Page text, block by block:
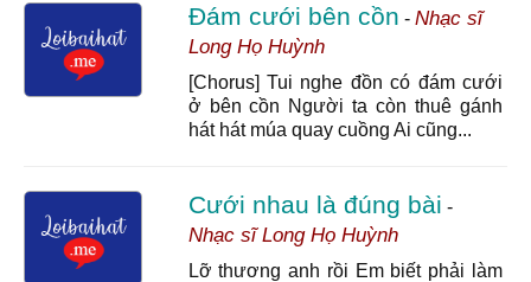
Đám cưới bên cồn - Nhạc sĩ
Long Họ Huỳnh
[Chorus] Tui nghe đồn có đám cưới
ở bên cồn Người ta còn thuê gánh
hát hát múa quay cuồng Ai cũng...
Cưới nhau là đúng bài -
Nhạc sĩ Long Họ Huỳnh
Lỡ thương anh rồi Em biết phải làm